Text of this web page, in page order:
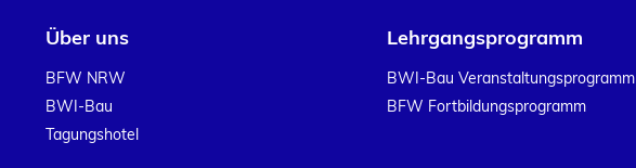
Über uns
BFW NRW
BWI-Bau
Tagungshotel
Lehrgangsprogramm
BWI-Bau Veranstaltungsprogramm
BFW Fortbildungsprogramm